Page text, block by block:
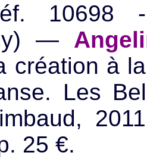
10698 -
—
création à
Les
25 €.